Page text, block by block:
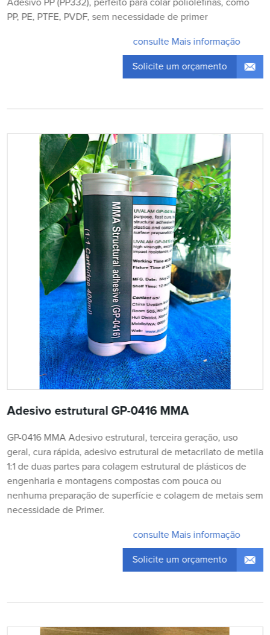
Adesivo PP (PP332), perfeito para colar poliolefinas, como
PP, PE, PTFE, PVDF, sem necessidade de primer
consulte Mais informação
Solicite um orçamento
Adesivo estrutural GP-0416 MMA
GP-0416 MMA Adesivo estrutural, terceira geração, uso
geral, cura rápida, adesivo estrutural de metacrilato de metila
1:1 de duas partes para colagem estrutural de plásticos de
engenharia e montagens compostas com pouca ou
nenhuma preparação de superfície e colagem de metais sem
necessidade de Primer.
consulte Mais informação
Solicite um orçamento